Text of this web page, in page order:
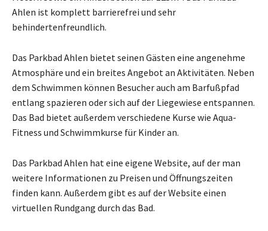
Ahlen ist komplett barrierefrei und sehr
behindertenfreundlich.
Das Parkbad Ahlen bietet seinen Gästen eine angenehme
Atmosphäre und ein breites Angebot an Aktivitäten. Neben
dem Schwimmen können Besucher auch am Barfußpfad
entlang spazieren oder sich auf der Liegewiese entspannen.
Das Bad bietet außerdem verschiedene Kurse wie Aqua-
Fitness und Schwimmkurse für Kinder an.
Das Parkbad Ahlen hat eine eigene Website, auf der man
weitere Informationen zu Preisen und Öffnungszeiten
finden kann. Außerdem gibt es auf der Website einen
virtuellen Rundgang durch das Bad.